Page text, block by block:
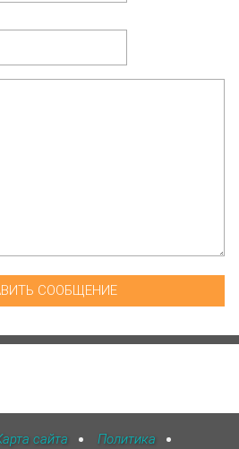
сайта Политика